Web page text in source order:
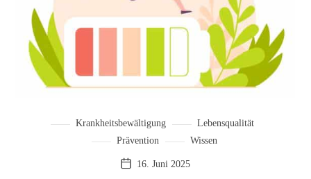
Krankheitsbewältigung
Lebensqualität
Prävention
Wissen
16. Juni 2025